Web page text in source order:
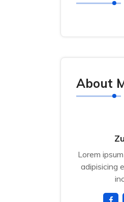
About
Lorem
adipisicing